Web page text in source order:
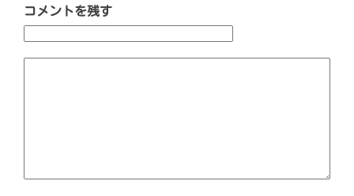
コメントを残す